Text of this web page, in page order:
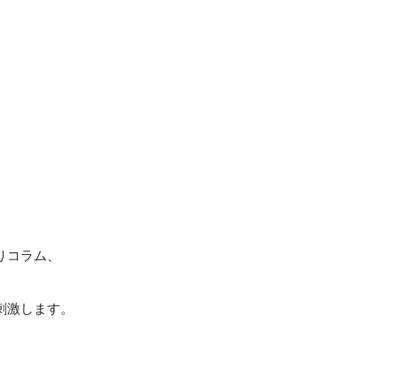
ラム、
します。